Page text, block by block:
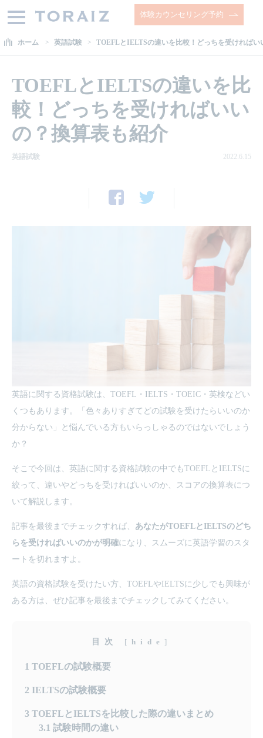
体験カウンセリング予約
ホーム 英語試験 TOEFLとIELTSの違いを比較！どっちを受ければい
TOEFLとIELTSの違いを比
較！どっちを受ければいい
の？換算表も紹介
英語試験 2022.6.15
英語に関する資格試験は、TOEFL・IELTS・TOEIC・英検などい
くつもあります。「色々ありすぎてどの試験を受けたらいいのか
分からない」と悩んでいる方もいらっしゃるのではないでしょう
か？
そこで今回は、英語に関する資格試験の中でもTOEFLとIELTSに
絞って、違いやどっちを受ければいいのか、スコアの換算表につ
いて解説します。
記事を最後までチェックすれば、 あなたがTOEFLとIELTSのどち
らを受ければいいのかが明確になり、スムーズに英語学習のスタ
ートを切れますよ。
英語の資格試験を受けたい方、TOEFLやIELTSに少しでも興味が
ある方は、ぜひ記事を最後までチェックしてみてください。
目次 [ hide ]
1 TOEFLの試験概要
2 IELTSの試験概要
3 TOEFLとIELTSを比較した際の違いまとめ
3.1 試験時間の違い